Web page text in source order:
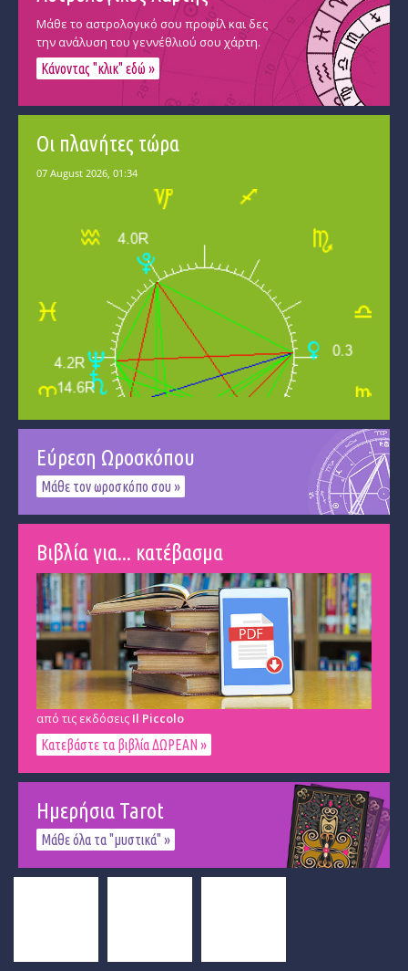
Μάθε το αστρολογικό σου προφίλ και δες
την ανάλυση του γεννέθλιού σου χάρτη.
Κάνοντας "κλικ" εδώ »
Οι πλανήτες τώρα
Εύρεση Ωροσκόπου
Μάθε τον ωροσκόπο σου »
Βιβλία για... κατέβασμα
από τις εκδόσεις Il Piccolo
Κατεβάστε τα βιβλία ΔΩΡΕΑΝ »
Ημερήσια Tarot
Μάθε όλα τα "μυστικά" »